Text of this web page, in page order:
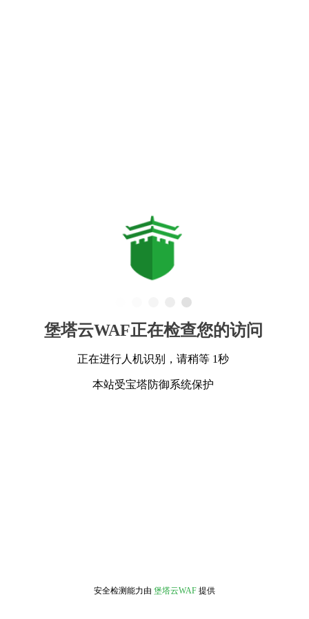
堡塔云WAF正在检查您的访问
正在进行人机识别，请稍等 1秒
本站受宝塔防御系统保护
安全检测能力由 堡塔云WAF 提供